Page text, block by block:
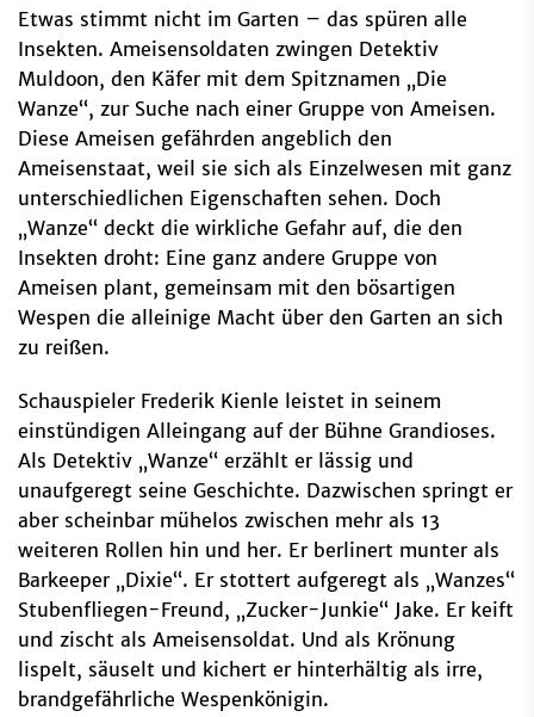
Etwas stimmt nicht im Garten – das spüren alle
Insekten. Ameisensoldaten zwingen Detektiv
Muldoon, den Käfer mit dem Spitznamen „Die
Wanze“, zur Suche nach einer Gruppe von Ameisen.
Diese Ameisen gefährden angeblich den
Ameisenstaat, weil sie sich als Einzelwesen mit ganz
unterschiedlichen Eigenschaften sehen. Doch
„Wanze“ deckt die wirkliche Gefahr auf, die den
Insekten droht: Eine ganz andere Gruppe von
Ameisen plant, gemeinsam mit den bösartigen
Wespen die alleinige Macht über den Garten an sich
zu reißen.
Schauspieler Frederik Kienle leistet in seinem
einstündigen Alleingang auf der Bühne Grandioses.
Als Detektiv „Wanze“ erzählt er lässig und
unaufgeregt seine Geschichte. Dazwischen springt er
aber scheinbar mühelos zwischen mehr als 13
weiteren Rollen hin und her. Er berlinert munter als
Barkeeper „Dixie“. Er stottert aufgeregt als „Wanzes“
Stubenfliegen-Freund, „Zucker-Junkie“ Jake. Er keift
und zischt als Ameisensoldat. Und als Krönung
lispelt, säuselt und kichert er hinterhältig als irre,
brandgefährliche Wespenkönigin.